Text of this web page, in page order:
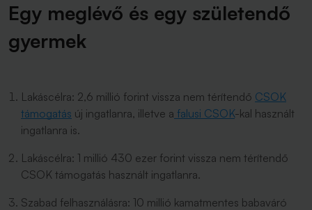
Egy meglévő és egy születendő
gyermek
Lakáscélra: 2,6 millió forint vissza nem térítendő CSOK
támogatás új ingatlanra, illetve a falusi CSOK-kal használt
ingatlanra is.
Lakáscélra: 1 millió 430 ezer forint vissza nem térítendő
CSOK támogatás használt ingatlanra.
Szabad felhasználásra: 10 millió kamatmentes babaváró